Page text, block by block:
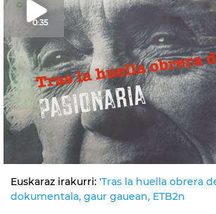
0:35
Euskaraz irakurri: 'Tras la huella obrera
dokumentala, gaur gauean, ETB2n